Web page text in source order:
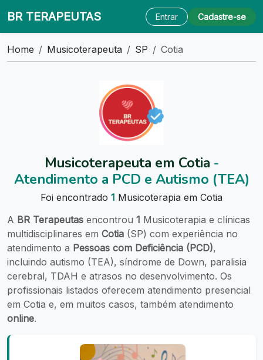
BR TERAPEUTAS Entrar Cadastre-se
Home Musicoterapeuta SP Cotia
Musicoterapeuta em Cotia -
Atendimento a PCD e Autismo (TEA)
Foi encontrado 1 Musicoterapia em Cotia
A BR Terapeutas encontrou 1 Musicoterapia e clínicas
multidisciplinares em Cotia (SP) com experiência no
atendimento a Pessoas com Deficiência (PCD),
incluindo autismo (TEA), síndrome de Down, paralisia
cerebral, TDAH e atrasos no desenvolvimento. Os
profissionais listados oferecem atendimento presencial
em Cotia e, em muitos casos, também atendimento
online.